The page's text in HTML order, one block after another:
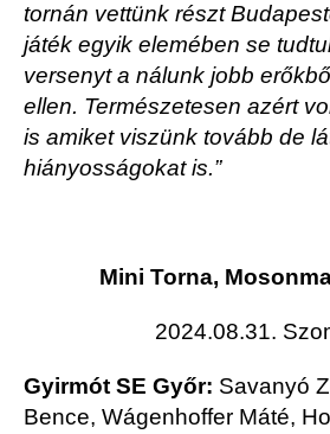
tornán vettünk részt
játék egyik elemében se
versenyt a nálunk jobb
ellen. Természetesen azért
is amiket viszünk tovább de
hiányosságokat is.”
Mini Torna,
2024.08.31.
Gyirmót SE Győr: Savanyó
Bence, Wágenhoffer Máté,